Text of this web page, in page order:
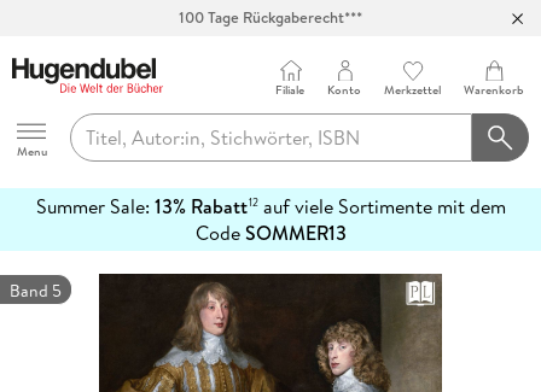
100 Tage Rückgaberecht***
Hugendubel
Menu
Filiale Konto Merkzettel Warenkorb
Summer Sale: 13% Rabatt12auf viele Sortimente mit dem
CodeSOMMER13
erfahren
Band 5